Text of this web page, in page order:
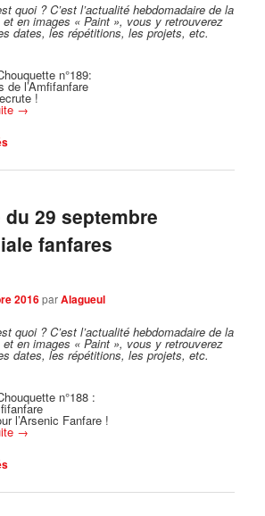
quoi ? C’est l’actualité hebdomadaire de la
en images « Paint », vous y retrouverez
dates, les répétitions, les projets, etc.
n°189:
de l’Amfifanfare
!
→
29 septembre
fanfares
2016parAlagueul
quoi ? C’est l’actualité hebdomadaire de la
en images « Paint », vous y retrouverez
dates, les répétitions, les projets, etc.
n°188 :
l’Arsenic Fanfare !
→